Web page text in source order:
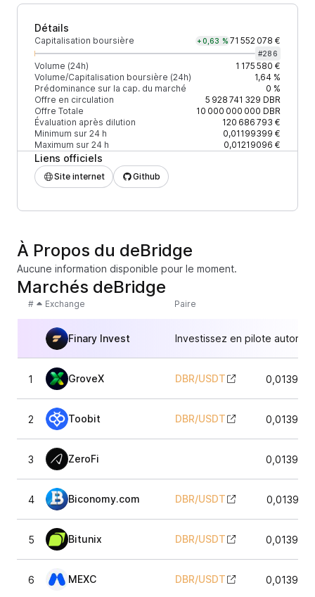
Détails
Capitalisation boursière +0,63 % 71 552 078 €
#286
Volume (24h)
1 175 580 €
Volume/Capitalisation boursière (24h)
1,64 %
Prédominance sur la cap. du marché
0 %
Offre en circulation
5 928 741 329 DBR
Offre Totale
10 000 000 000 DBR
Évaluation après dilution
120 686 793 €
Minimum sur 24 h
0,01199399 €
Maximum sur 24 h
0,01219096 €
Liens officiels
Site internet Github
À Propos du deBridge
Aucune information disponible pour le moment.
Marchés deBridge
# Exchange Paire
Finary Invest Investissez en pilote
1 GroveX DBR/USDT
2 Toobit DBR/USDT
3 ZeroFi
4 Biconomy.com DBR/USDT
5 Bitunix DBR/USDT
6 MEXC DBR/USDT